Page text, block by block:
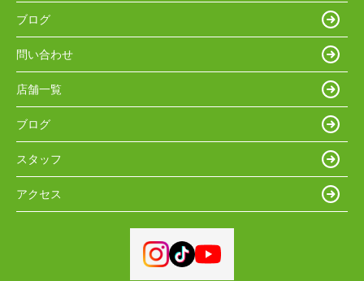
ブログ
問い合わせ
店舗一覧
ブログ
スタッフ
アクセス